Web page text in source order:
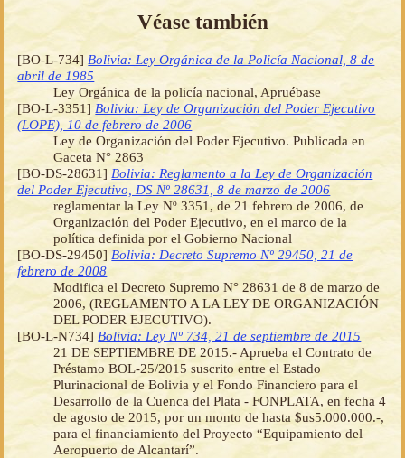
Véase también
[BO-L-734] Bolivia: Ley Orgánica de la Policía Nacional, 8 de
abril de 1985
Ley Orgánica de la policía nacional, Apruébase
[BO-L-3351] Bolivia: Ley de Organización del Poder Ejecutivo
(LOPE), 10 de febrero de 2006
Ley de Organización del Poder Ejecutivo. Publicada en
Gaceta N° 2863
[BO-DS-28631] Bolivia: Reglamento a la Ley de Organización
del Poder Ejecutivo, DS Nº 28631, 8 de marzo de 2006
reglamentar la Ley Nº 3351, de 21 febrero de 2006, de
Organización del Poder Ejecutivo, en el marco de la
política definida por el Gobierno Nacional
[BO-DS-29450] Bolivia: Decreto Supremo Nº 29450, 21 de
febrero de 2008
Modifica el Decreto Supremo N° 28631 de 8 de marzo de
2006, (REGLAMENTO A LA LEY DE ORGANIZACIÓN
DEL PODER EJECUTIVO).
[BO-L-N734] Bolivia: Ley Nº 734, 21 de septiembre de 2015
21 DE SEPTIEMBRE DE 2015.- Aprueba el Contrato de
Préstamo BOL-25/2015 suscrito entre el Estado
Plurinacional de Bolivia y el Fondo Financiero para el
Desarrollo de la Cuenca del Plata - FONPLATA, en fecha 4
de agosto de 2015, por un monto de hasta $us5.000.000.-,
para el financiamiento del Proyecto “Equipamiento del
Aeropuerto de Alcantarí”.